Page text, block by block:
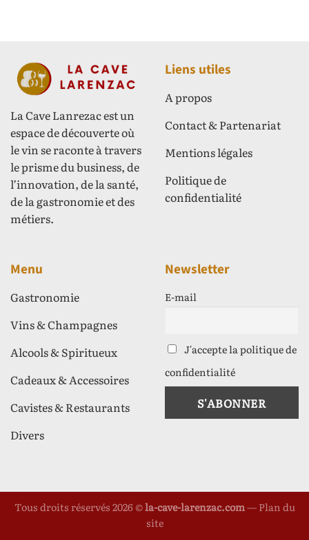
La Cave Lanrezac est un
espace de découverte où
le vin se raconte à travers
le prisme du business, de
l’innovation, de la santé,
de la gastronomie et des
métiers.
Liens utiles
A propos
Contact & Partenariat
Mentions légales
Politique de
confidentialité
Menu
Gastronomie
Vins & Champagnes
Alcools & Spiritueux
Cadeaux & Accessoires
Cavistes & Restaurants
Divers
Newsletter
E-mail
J'accepte la politique de
confidentialité
Tous droits réservés 2026 ©la-cave-larenzac.com—Plan du
site